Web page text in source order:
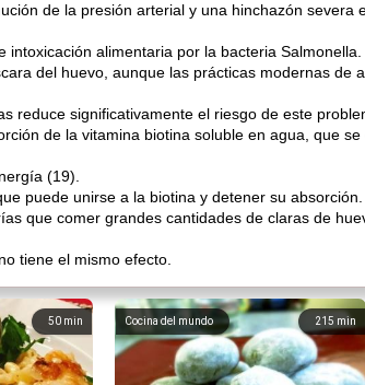
de la presión arterial y una hinchazón severa
alimentaria por la bacteria Salmonella.
del huevo, aunque las prácticas modernas de
reduce significativamente el riesgo de este
de la vitamina biotina soluble en agua, que
(19).
puede unirse a la biotina y detener su absorción.
que comer grandes cantidades de claras de
tiene el mismo efecto.
50 min 215 min
Cocina del mundo